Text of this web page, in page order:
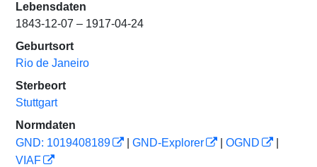
Lebensdaten
1843-12-07 – 1917-04-24
Geburtsort
Rio de Janeiro
Sterbeort
Stuttgart
Normdaten
GND: 1019408189
GND-Explorer OGND
VIAF